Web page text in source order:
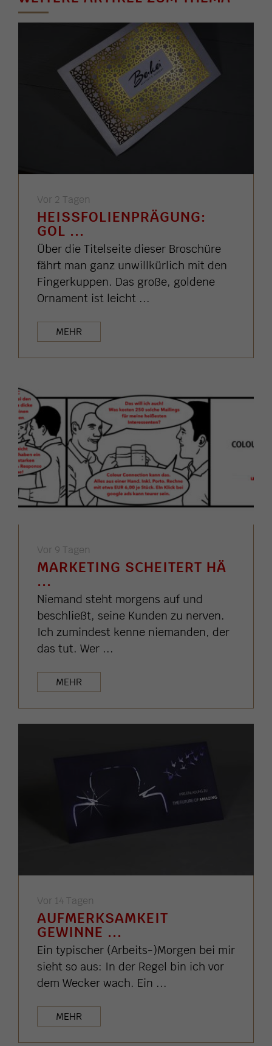
Vor 2 Tagen
HEISSFOLIENPRÄGUNG: G
OL ...
Über die Titelseite dieser Broschüre
fährt man ganz unwillkürlich mit den
Fingerkuppen. Das große, goldene
Ornament ist leicht ...
MEHR
Vor 9 Tagen
MARKETING SCHEITERT HÄ
...
Niemand steht morgens auf und
beschließt, seine Kunden zu nerven.
Ich zumindest kenne niemanden, der
das tut. Wer ...
MEHR
Vor 14 Tagen
AUFMERKSAMKEIT
GEWINNE ...
Ein typischer (Arbeits-)Morgen bei mir
sieht so aus: In der Regel bin ich vor
dem Wecker wach. Ein ...
MEHR